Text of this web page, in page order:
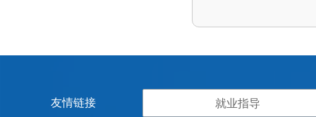
友情链接 就业指导